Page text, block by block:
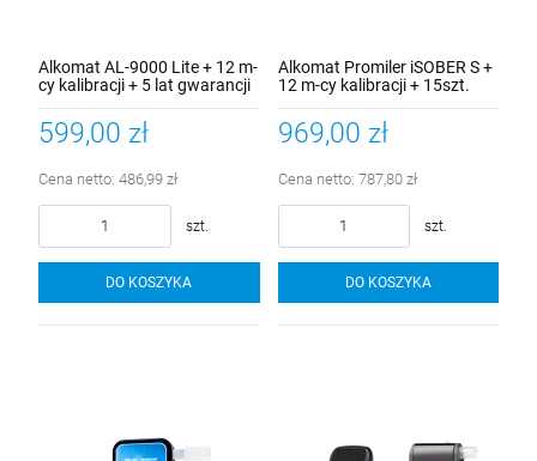
Alkomat AL-9000 Lite + 12 m-
cy kalibracji + 5 lat gwarancji
599,00 zł
Cena netto: 486,99 zł
szt.
DO KOSZYKA
Alkomat Promiler iSOBER S +
12 m-cy kalibracji + 15szt.
969,00 zł
Cena netto: 787,80 zł
szt.
DO KOSZYKA